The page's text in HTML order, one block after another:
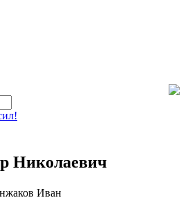
Николаевич
Иван